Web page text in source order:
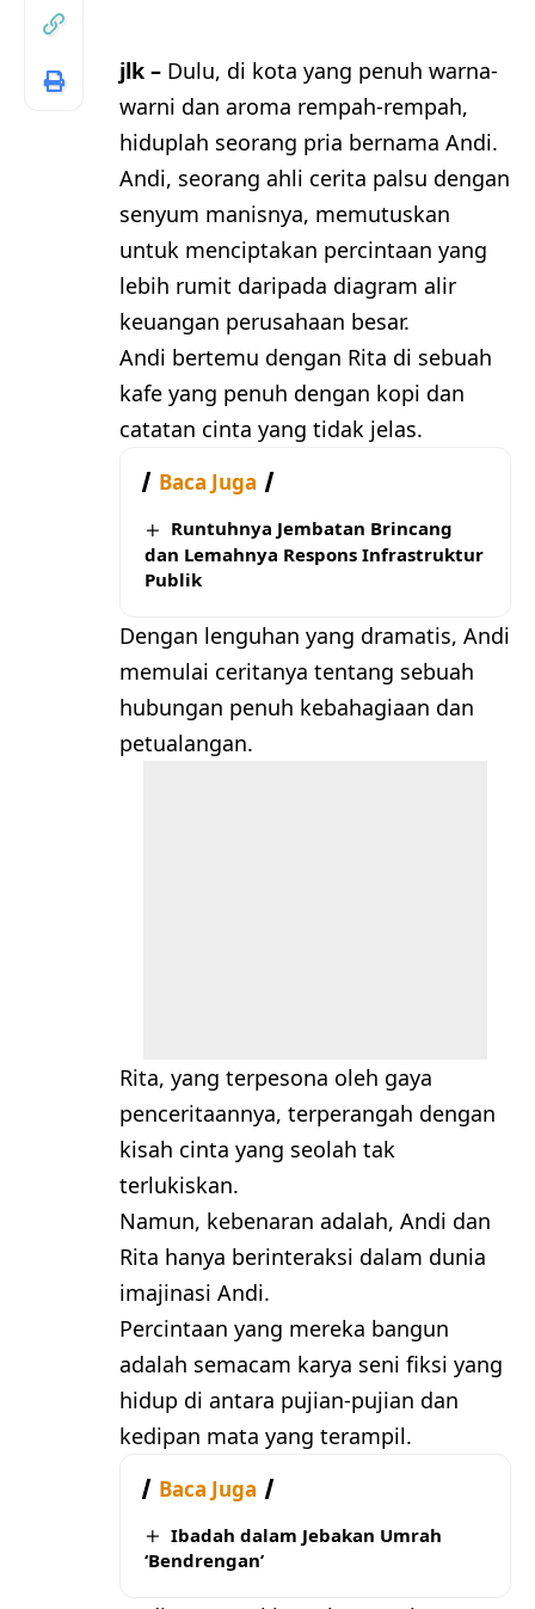
jlk – Dulu, di kota yang penuh warna-
warni dan aroma rempah-rempah,
hiduplah seorang pria bernama Andi.
Andi, seorang ahli cerita palsu dengan
senyum manisnya, memutuskan
untuk menciptakan percintaan yang
lebih rumit daripada diagram alir
keuangan perusahaan besar.
Andi bertemu dengan Rita di sebuah
kafe yang penuh dengan kopi dan
catatan cinta yang tidak jelas.
Baca Juga
Runtuhnya Jembatan Brincang
dan Lemahnya Respons Infrastruktur
Publik
Dengan lenguhan yang dramatis, Andi
memulai ceritanya tentang sebuah
hubungan penuh kebahagiaan dan
petualangan.
Rita, yang terpesona oleh gaya
penceritaannya, terperangah dengan
kisah cinta yang seolah tak
terlukiskan.
Namun, kebenaran adalah, Andi dan
Rita hanya berinteraksi dalam dunia
imajinasi Andi.
Percintaan yang mereka bangun
adalah semacam karya seni fiksi yang
hidup di antara pujian-pujian dan
kedipan mata yang terampil.
Baca Juga
Ibadah dalam Jebakan Umrah
‘Bendrengan’